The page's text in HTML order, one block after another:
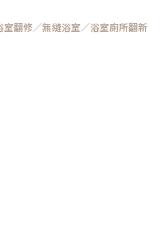
翻修／無縫浴室／浴室廁所翻新